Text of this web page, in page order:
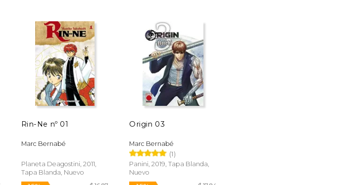
$ 17.84
$ 15.17
15%
dcto.
$ 16.20
$ 13.77
15%
dcto.
Rin-Ne nº 01
Marc Bernabé
Planeta Deagostini, 2011,
Tapa Blanda, Nuevo
Origin 03
Marc Bernabé
(1)
Panini, 2019, Tapa Blanda,
Nuevo